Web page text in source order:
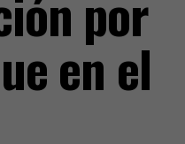
en el